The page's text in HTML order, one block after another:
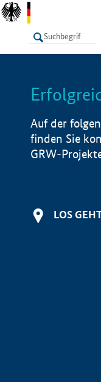
LISTE
Auf der
finden Sie
GRW-
LOS